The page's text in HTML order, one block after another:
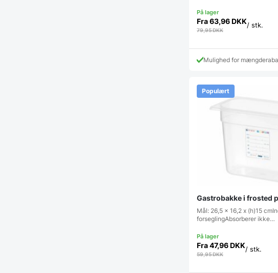
Fra63,96DKK
79,95DKK
/ stk.
Mulighed for
Populært
Gastrobakke i frosted
Mål: 26,5 x 16,2 x (h)15
forseglingAbsorberer ikke…
Fra47,96DKK
59,95DKK
/ stk.